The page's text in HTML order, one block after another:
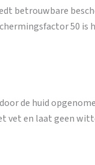
betrouwbare
50 is
de huid
en laat geen